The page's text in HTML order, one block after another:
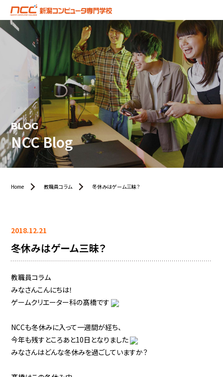
BLOG
NCC Blog
Home 教職員コラム 冬休みはゲーム三昧？
2018.12.21
冬休みはゲーム三昧？
教職員コラム
みなさんこんにちは！
ゲームクリエーター科の髙橋です
NCCも冬休みに入って一週間が経ち、
今年も残すところあと10日となりました
みなさんはどんな冬休みを過ごしていますか？